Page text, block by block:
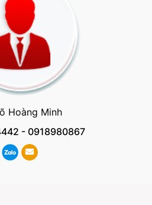
Hoàng Minh
- 0918980867